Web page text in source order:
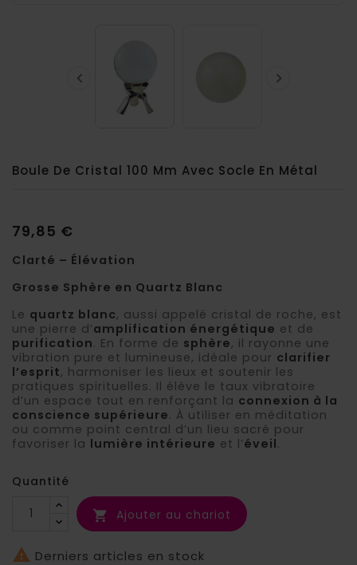
 
Boule De Cristal 100 Mm Avec Socle En Métal
79,85 €
Clarté – Élévation
Grosse Sphère en Quartz Blanc
Le quartz blanc, aussi appelé cristal de roche, est
une pierre d’amplification énergétique et de
purification. En forme de sphère, il rayonne une
vibration pure et lumineuse, idéale pour clarifier
l’esprit, harmoniser les lieux et soutenir les
pratiques spirituelles. Il élève le taux vibratoire
d’un espace tout en renforçant la connexion à la
conscience supérieure. À utiliser en méditation
ou comme point central d’un lieu sacré pour
favoriser la lumière intérieure et l’éveil.
Quantité
 Ajouter au chariot
 Derniers articles en stock